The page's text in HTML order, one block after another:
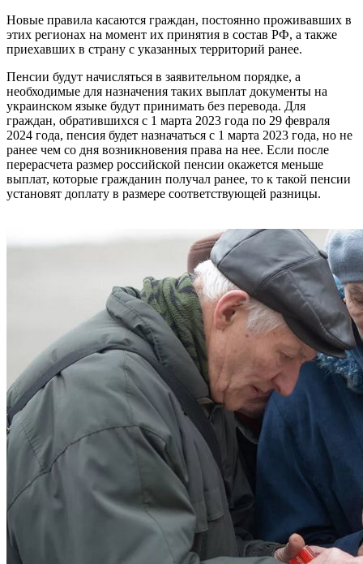
Новые правила касаются граждан, постоянно проживавших в
этих регионах на момент их принятия в состав РФ, а также
приехавших в страну с указанных территорий ранее.
Пенсии будут начисляться в заявительном порядке, а
необходимые для назначения таких выплат документы на
украинском языке будут принимать без перевода. Для
граждан, обратившихся с 1 марта 2023 года по 29 февраля
2024 года, пенсия будет назначаться с 1 марта 2023 года, но не
ранее чем со дня возникновения права на нее. Если после
перерасчета размер российской пенсии окажется меньше
выплат, которые гражданин получал ранее, то к такой пенсии
установят доплату в размере соответствующей разницы.